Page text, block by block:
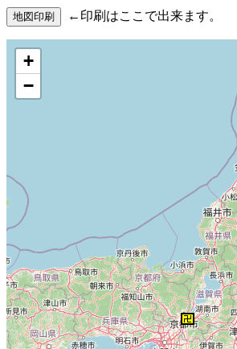
←印刷はここで出来ます。
+
−